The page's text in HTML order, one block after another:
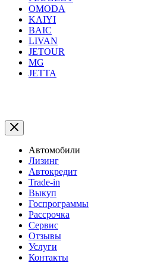
OMODA
KAIYI
BAIC
LIVAN
JETOUR
MG
JETTA
Автомобили
Лизинг
Автокредит
Trade-in
Выкуп
Госпрограммы
Рассрочка
Сервис
Отзывы
Услуги
Контакты